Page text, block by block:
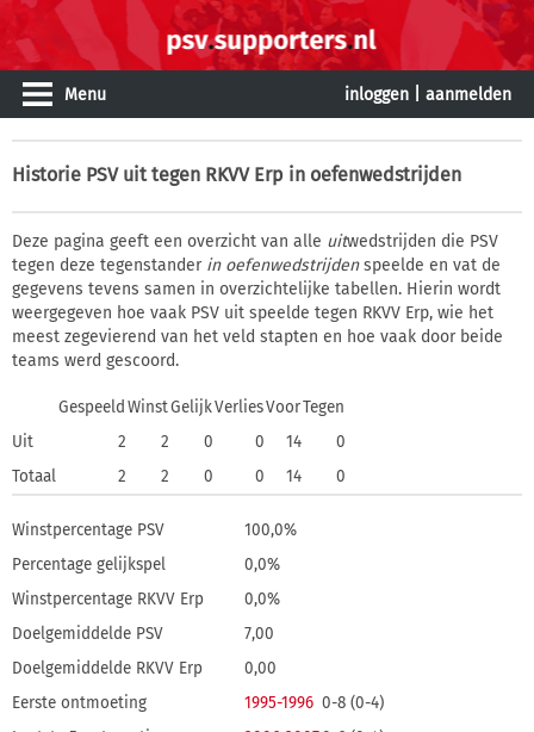
Menu inloggen aanmelden
Historie PSV uit tegen RKVV Erp in oefenwedstrijden
Deze pagina geeft een overzicht van alle uitwedstrijden die PSV
tegen deze tegenstander in oefenwedstrijdenspeelde en vat de
gegevens tevens samen in overzichtelijke tabellen. Hierin wordt
weergegeven hoe vaak PSV uit speelde tegen RKVV Erp, wie het
meest zegevierend van het veld stapten en hoe vaak door beide
teams werd gescoord.
Gespeeld WinstGelijkVerliesVoorTegen
Uit
2 2 0 0 14
0
Totaal
2 2 0 0 14 0
Winstpercentage PSV
100,0%
Percentage gelijkspel
0,0%
Winstpercentage RKVV Erp
0,0%
Doelgemiddelde PSV
7,00
Doelgemiddelde RKVV Erp
0,00
Eerste ontmoeting
1995-1996 0-8 (0-4)